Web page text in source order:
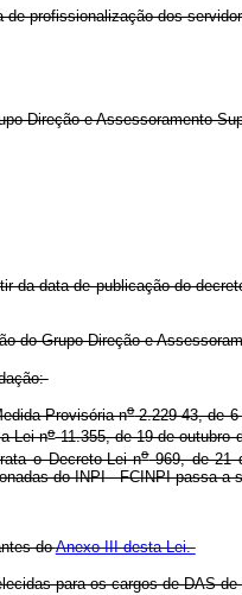
profissionalização dos
Direção e Assessoramento
da data de publicação do
Grupo-Direção e
Provisória no2.229-43, de 6
Lei no11.355, de 19 de outubro
o Decreto-Lei no969, de 21
do INPI - FCINPI passa a
doAnexo III desta Lei.
para os cargos de DAS